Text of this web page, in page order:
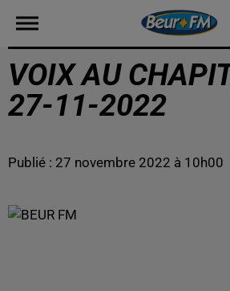
VOIX AU
27-11-2022
Publié : 27 novembre 2022 à 10h00